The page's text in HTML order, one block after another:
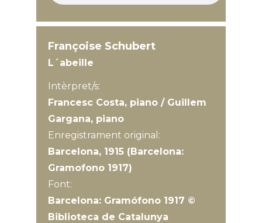
Françoise Schubert
L´abeille
Intèrpret/s:
Francesc Costa, piano / Guillem
Gargana, piano
Enregistrament original:
Barcelona, 1915 (Barcelona:
Gramofono 1917)
Font:
Barcelona: Gramófono 1917 ©
Biblioteca de Catalunya